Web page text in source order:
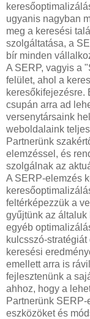
ugyanis nagyban
meg a keresési
szolgáltatása, a
bír minden
A SERP, vagyis a
felület, ahol a
keresőkifejezésre.
csupán arra ad
versenytársaink
weboldalaink
Partnerünk
elemzéssel, és
szolgálnak az
A SERP-elemzés
feltérképezzük a
gyűjtünk az
egyéb
kulcsszó-
keresési
emellett arra is
fejlesztenünk a
ahhoz, hogy a
Partnerünk
eszközöket és